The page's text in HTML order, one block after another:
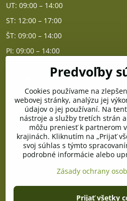
UT: 09:00 – 14:00
ST: 12:00 – 17:00
ŠT: 09:00 – 14:00
PI: 09:00 – 14:00
PO - PIA od 10:00 do 14:00
Telefón poradňa:
+421 903 996 513
E-mail:
poradna@pramenzdravia.sk
©2026
Predvoľby súkromiaZásady
Predvoľby
Cookies používame na
webovej stránky, analýzu jej
údajov o jej používaní. Na
nástroje a služby tretích strán
môžu preniesť k partnerom
krajinách. Kliknutím na „Prijať
svoj súhlas s týmto
podrobné informácie alebo
Zásady ochrany
Prijať všetky